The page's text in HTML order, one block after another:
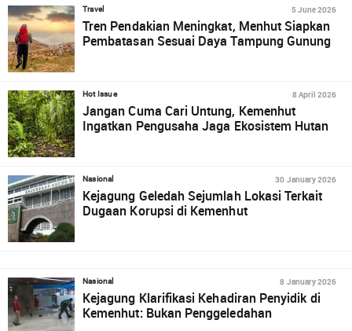
Travel 5 June 2026
Tren Pendakian Meningkat, Menhut Siapkan
Pembatasan Sesuai Daya Tampung Gunung
Hot Issue 8 April 2026
Jangan Cuma Cari Untung, Kemenhut
Ingatkan Pengusaha Jaga Ekosistem Hutan
Nasional 30 January 2026
Kejagung Geledah Sejumlah Lokasi Terkait
Dugaan Korupsi di Kemenhut
Nasional 8 January 2026
Kejagung Klarifikasi Kehadiran Penyidik di
Kemenhut: Bukan Penggeledahan